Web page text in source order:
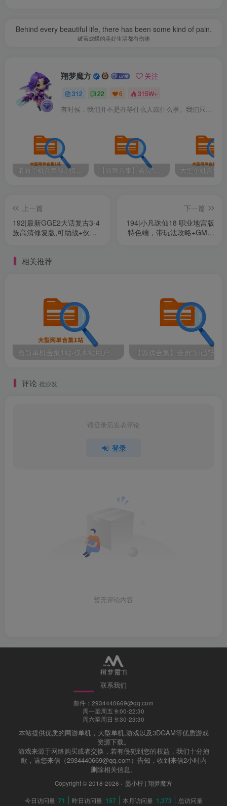
请登录后查看特权
络,仅供学习使用,请支持正版
修改记得备份数据，出错无法恢复！一切修
视频教程（清晰度选高清或者2K）：抖音搜索“贰玖”
（抖音号：XM.CULB）点点关注，点点赞
Behind every beautiful life, there has been some kind of pain.
破茧成蝶的美好生活都有伤痛
翔梦魔方 关注
312 22 6 315W+
有时候，我们并不是在等什么人或什么事。我们只是在静待岁月改变自己
最新单机合集1站-仅本站用户可下载（直链满速下载） 【游戏合集】会员“知己”分享 1T网游单机大合集 某宝购买收集 带架设教程视频(部分免虚拟机一键端 )
上一篇
192|最新GGE2大话复古3-4
族高清修复版,可助战+伙伴
下一篇
194|小凡诛仙18 职业地宫版
特色端，带玩法攻略+GM工
相关推荐
评论 抢沙发
请登录后发表评论
登录
暂无评论内容
联系我们
邮件：2934440669@qq.com
周一至周五 9:00-22:30
周六至周日 9:30-23:30
本站提供优质的网游单机，大型单机,游戏以及3DGAM等优质游戏
资源下载。
游戏来源于网络购买或者交换，若有侵犯到您的权益，我们十分抱
歉，请您来信（2934440669@qq.com）告知，收到来信2小时内
删除相关信息。
Copyright © 2018-2026 · 墨小柠 | 翔梦魔方
今日访问量 71 昨日访问量 157 本月访问量 1,373 总访问量